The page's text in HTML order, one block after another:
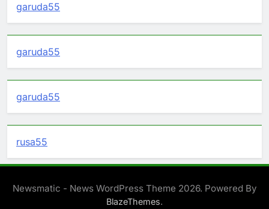
garuda55
garuda55
garuda55
rusa55
Newsmatic - News WordPress Theme 2026. Powered By
BlazeThemes.